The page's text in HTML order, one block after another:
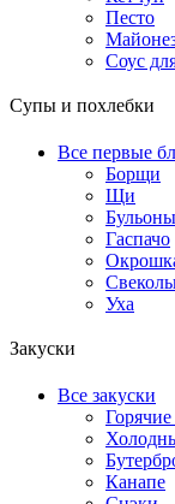
Песто
Соус
Супы и похлебки
Все первые
Борщи
Щи
Бульоны
Гаспачо
Уха
Закуски
Все закуски
Горячие
Канапе